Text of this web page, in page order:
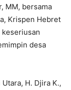
MM, bersama
Krispen Hebret
keseriusan
desa
H. Djira K.,